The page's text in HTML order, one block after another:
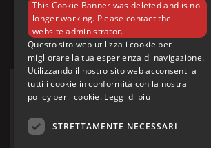
24 25 26 27
This Cookie Banner was deleted and is no
longer working. Please contact the
website administrator.
Questo sito web utilizza i cookie per
migliorare la tua esperienza di navigazione.
Utilizzando il nostro sito web acconsenti a
tutti i cookie in conformità con la nostra
policy per i cookie. Leggi di più
STRETTAMENTE NECESSARI